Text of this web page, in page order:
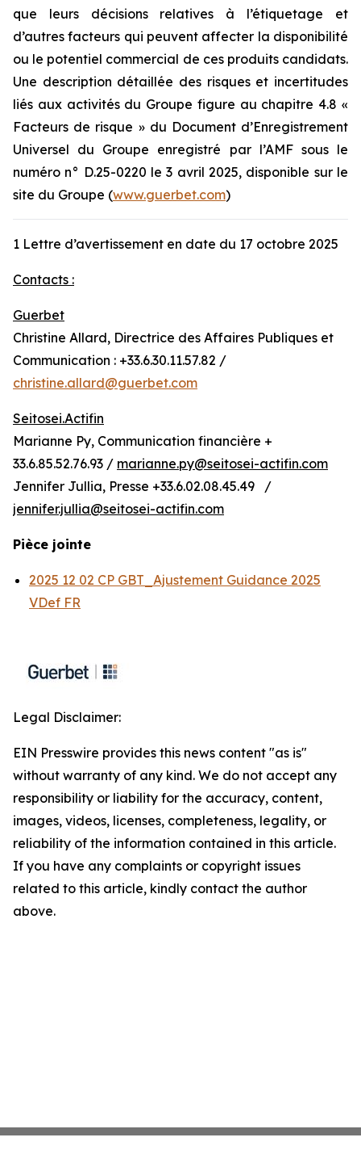
que leurs décisions relatives à l’étiquetage et
d’autres facteurs qui peuvent affecter la disponibilité
ou le potentiel commercial de ces produits candidats.
Une description détaillée des risques et incertitudes
liés aux activités du Groupe figure au chapitre 4.8 «
Facteurs de risque » du Document d’Enregistrement
Universel du Groupe enregistré par l’AMF sous le
numéro n° D.25-0220 le 3 avril 2025, disponible sur le
site du Groupe (www.guerbet.com)
1 Lettre d’avertissement en date du 17 octobre 2025
Contacts :
Guerbet
Christine Allard, Directrice des Affaires Publiques et
Communication : +33.6.30.11.57.82 /
christine.allard@guerbet.com
Seitosei.Actifin
Marianne Py, Communication financière +
33.6.85.52.76.93 / marianne.py@seitosei-actifin.com
Jennifer Jullia, Presse +33.6.02.08.45.49 /
jennifer.jullia@seitosei-actifin.com
Pièce jointe
2025 12 02 CP GBT_Ajustement Guidance 2025
VDef FR
Legal Disclaimer:
EIN Presswire provides this news content "as is"
without warranty of any kind. We do not accept any
responsibility or liability for the accuracy, content,
images, videos, licenses, completeness, legality, or
reliability of the information contained in this article.
If you have any complaints or copyright issues
related to this article, kindly contact the author
above.